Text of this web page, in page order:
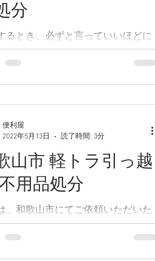
分
るとき、必ずと言っていいほどに
がでます。 今回は引っ越しに伴う
処分の依頼がありましたのでご紹
、不用品の処分は引っ越し業者で
扱っていな...
山市 軽トラ引っ越
用品処分
、和歌山市にてご依頼いただいた
し及び不用品処分について紹介い
す。 3月10日、お電話で同市内へ
便利屋
2022年5月13日
読了時間: 3分